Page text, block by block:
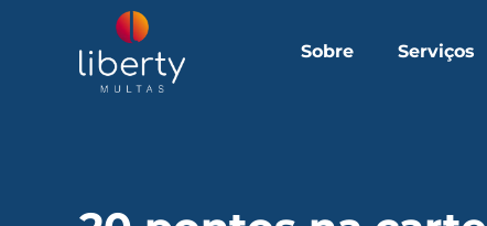
Sobre Serviços